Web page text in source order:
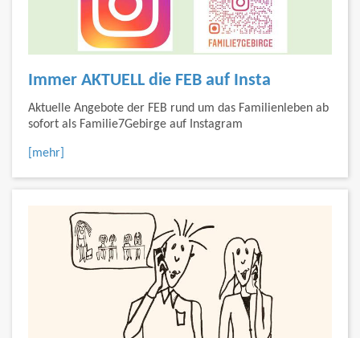
Immer AKTUELL die FEB auf Insta
Aktuelle Angebote der FEB rund um das Familienleben ab
sofort als Familie7Gebirge auf Instagram
[mehr]